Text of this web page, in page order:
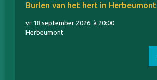
Burlen van het hert in Herbeumont
vr 18 september 2026 à 20:00
Herbeumont